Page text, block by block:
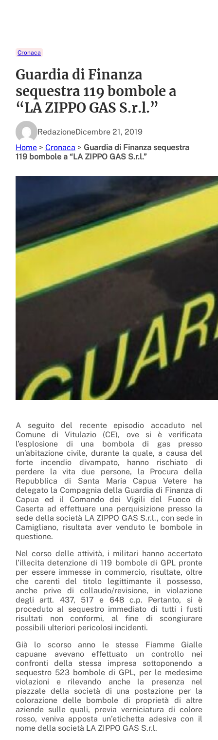
Cronaca
Guardia di Finanza
sequestra 119 bombole a
“LA ZIPPO GAS S.r.l.”
RedazioneDicembre 21, 2019
Home > Cronaca > Guardia di Finanza sequestra
119 bombole a “LA ZIPPO GAS S.r.l.”
A seguito del recente episodio accaduto nel
Comune di Vitulazio (CE), ove si è verificata
l’esplosione di una bombola di gas presso
un’abitazione civile, durante la quale, a causa del
forte incendio divampato, hanno rischiato di
perdere la vita due persone, la Procura della
Repubblica di Santa Maria Capua Vetere ha
delegato la Compagnia della Guardia di Finanza di
Capua ed il Comando dei Vigili del Fuoco di
Caserta ad effettuare una perquisizione presso la
sede della società LA ZIPPO GAS S.r.l., con sede in
Camigliano, risultata aver venduto le bombole in
questione.
Nel corso delle attività, i militari hanno accertato
l’illecita detenzione di 119 bombole di GPL pronte
per essere immesse in commercio, risultate, oltre
che carenti del titolo legittimante il possesso,
anche prive di collaudo/revisione, in violazione
degli artt. 437, 517 e 648 c.p. Pertanto, si è
proceduto al sequestro immediato di tutti i fusti
risultati non conformi, al fine di scongiurare
possibili ulteriori pericolosi incidenti.
Già lo scorso anno le stesse Fiamme Gialle
capuane avevano effettuato un controllo nei
confronti della stessa impresa sottoponendo a
sequestro 523 bombole di GPL, per le medesime
violazioni e rilevando anche la presenza nel
piazzale della società di una postazione per la
colorazione delle bombole di proprietà di altre
aziende sulle quali, previa verniciatura di colore
rosso, veniva apposta un’etichetta adesiva con il
nome della società LA ZIPPO GAS S.r.l.